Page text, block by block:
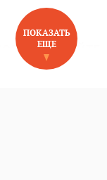
НОВОЕ НА САЙТЕ
ПОКАЗАТЬ
ЕЩЕ